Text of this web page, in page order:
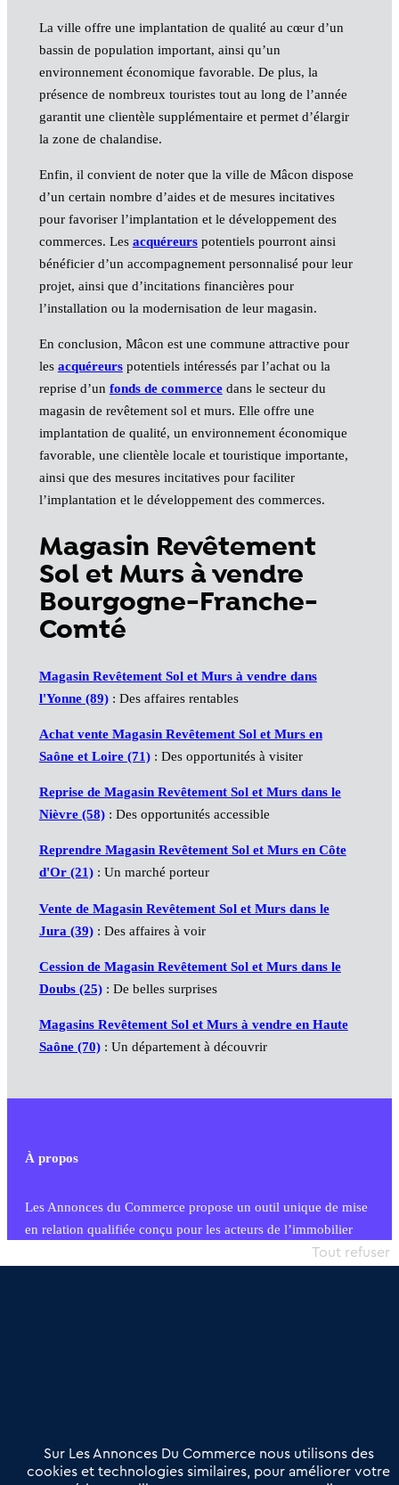
La ville offre une implantation de qualité au cœur d’un
bassin de population important, ainsi qu’un
environnement économique favorable. De plus, la
présence de nombreux touristes tout au long de l’année
garantit une clientèle supplémentaire et permet d’élargir
la zone de chalandise.
Enfin, il convient de noter que la ville de Mâcon dispose
d’un certain nombre d’aides et de mesures incitatives
pour favoriser l’implantation et le développement des
commerces. Les acquéreurspotentiels pourront ainsi
bénéficier d’un accompagnement personnalisé pour leur
projet, ainsi que d’incitations financières pour
l’installation ou la modernisation de leur magasin.
En conclusion, Mâcon est une commune attractive pour
les acquéreurspotentiels intéressés par l’achat ou la
reprise d’un fonds de commercedans le secteur du
magasin de revêtement sol et murs. Elle offre une
implantation de qualité, un environnement économique
favorable, une clientèle locale et touristique importante,
ainsi que des mesures incitatives pour faciliter
l’implantation et le développement des commerces.
Magasin Revêtement
Sol et Murs à vendre
Bourgogne-Franche-
Comté
Magasin Revêtement Sol et Murs à vendre dans
l'Yonne (89): Des affaires rentables
Achat vente Magasin Revêtement Sol et Murs en
Saône et Loire (71): Des opportunités à visiter
Reprise de Magasin Revêtement Sol et Murs dans le
Nièvre (58): Des opportunités accessible
Reprendre Magasin Revêtement Sol et Murs en Côte
d'Or (21): Un marché porteur
Vente de Magasin Revêtement Sol et Murs dans le
Jura (39): Des affaires à voir
Cession de Magasin Revêtement Sol et Murs dans le
Doubs (25): De belles surprises
Magasins Revêtement Sol et Murs à vendre en Haute
Saône (70): Un département à découvrir
À propos
Les Annonces du Commerce propose un outil unique de mise
en relation qualifiée conçu pour les acteurs de l’immobilier
commercial et les collectivités territoriales, simple et intégrant
Offres Pro
Actualités
Qui sommes nous ?
Sur Les Annonces Du Commerce nous utilisons des
cookies et technologies similaires, pour améliorer votre
Tout refuser